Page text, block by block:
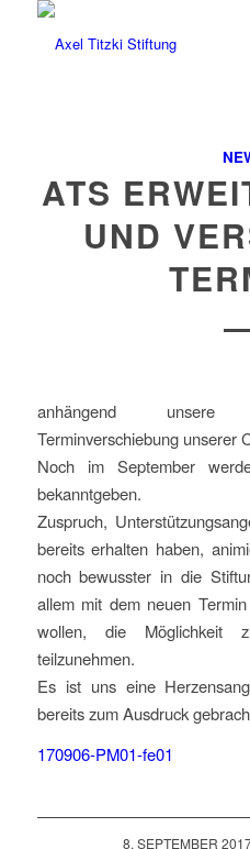
ATS
UND
anhängend unsere
Terminverschiebung unserer
Noch im September
bekanntgeben.
Zuspruch,
bereits erhalten haben,
noch bewusster in die
allem mit dem neuen
wollen, die
teilzunehmen.
Es ist uns eine
bereits zum Ausdruck
170906-PM01-fe01
8. SEPTEMBER
/